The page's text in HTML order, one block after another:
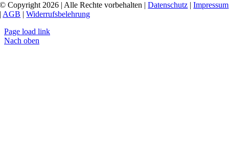
© Copyright 2026 | Alle Rechte vorbehalten |Datenschutz |Impressum
| AGB |Widerrufsbelehrung
Page load link
Nach oben